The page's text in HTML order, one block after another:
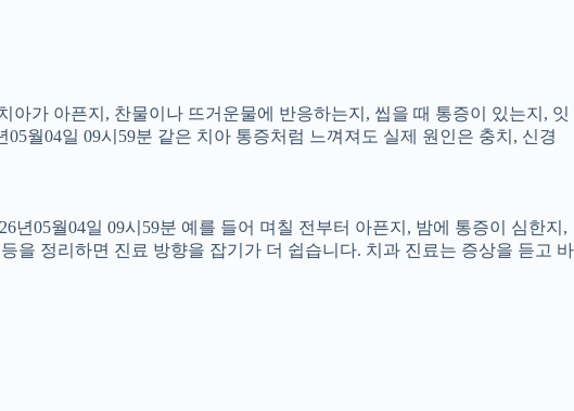
아가 아픈지, 찬물이나 뜨거운물에 반응하는지, 씹을 때 통증이 있는지, 잇
월04일 09시59분 같은 치아 통증처럼 느껴져도 실제 원인은 충치, 신경
05월04일 09시59분 예를 들어 며칠 전부터 아픈지, 밤에 통증이 심한지,
을 정리하면 진료 방향을 잡기가 더 쉽습니다. 치과 진료는 증상을 듣고 바